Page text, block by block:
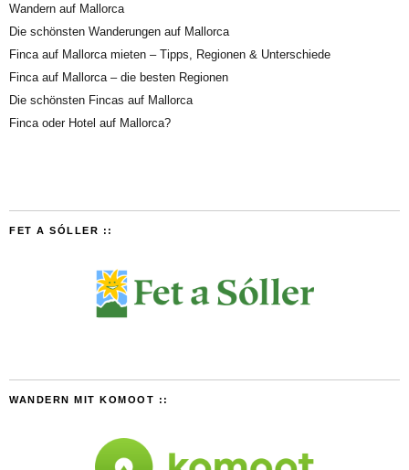
Wandern auf Mallorca
Die schönsten Wanderungen auf Mallorca
Finca auf Mallorca mieten – Tipps, Regionen & Unterschiede
Finca auf Mallorca – die besten Regionen
Die schönsten Fincas auf Mallorca
Finca oder Hotel auf Mallorca?
FET A SÓLLER ::
WANDERN MIT KOMOOT ::